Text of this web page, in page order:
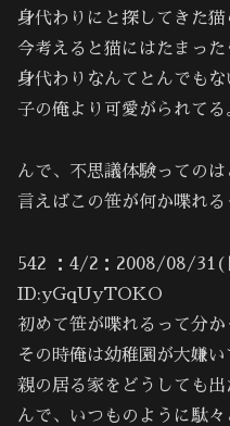
身代わりにと探してきた猫
今考えると猫にはたまっ
身代わりなんてとんでも
子の俺より可愛がられてる
んで、不思議体験っての
言えばこの笹が何か喋れる
542 ：4/2：2008/08/31(
ID:yGqUyTOKO
初めて笹が喋れるって分か
その時俺は幼稚園が大嫌
親の居る家をどうしても出
んで、いつものように駄